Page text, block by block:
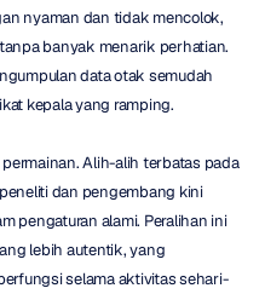
nyaman dan tidak mencolok,
banyak menarik perhatian.
data otak semudah
kepala yang ramping.
Alih-alih terbatas pada
dan pengembang kini
pengaturan alami. Peralihan ini
lebih autentik, yang
selama aktivitas sehari-